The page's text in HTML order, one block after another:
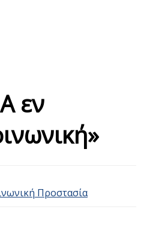
εν
Προστασία